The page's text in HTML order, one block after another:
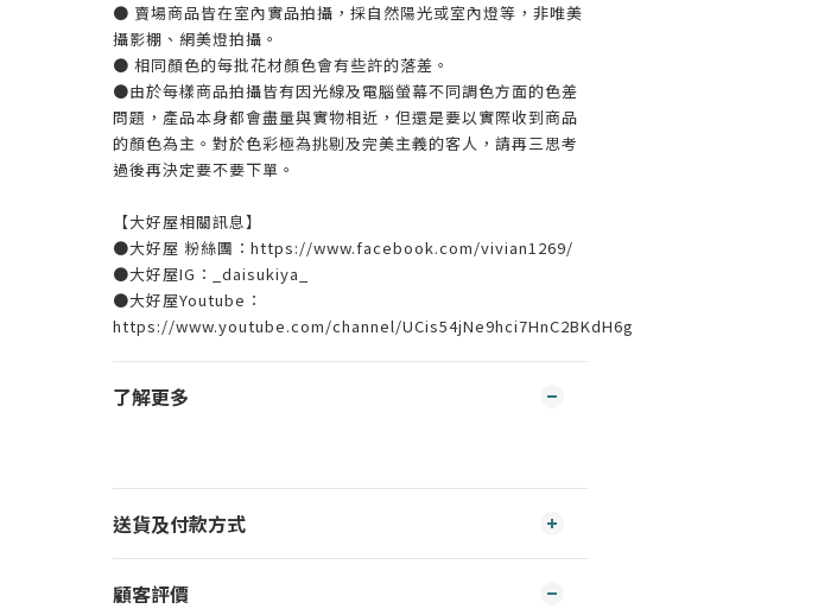
● 賣場商品皆在室內實品拍攝，採自然陽光或室內燈等，非唯美
攝影棚、網美燈拍攝。
● 相同顏色的每批花材顏色會有些許的落差。
●由於每樣商品拍攝皆有因光線及電腦螢幕不同調色方面的色差
問題，產品本身都會盡量與實物相近，但還是要以實際收到商品
的顏色為主。對於色彩極為挑剔及完美主義的客人，請再三思考
過後再決定要不要下單。
【大好屋相關訊息】
●大好屋 粉絲團：https://www.facebook.com/vivian1269/
●大好屋IG：_daisukiya_
●大好屋Youtube：
https://www.youtube.com/channel/UCis54jNe9hci7HnC2BKdH6g
了解更多
送貨及付款方式
顧客評價